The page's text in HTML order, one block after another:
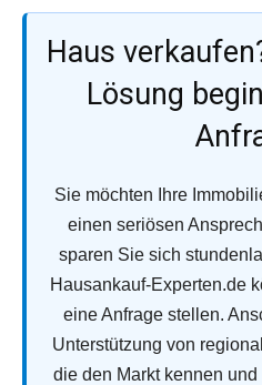
Haus
Lösung
Sie möchten Ihre
einen seriösen
sparen Sie sich
Hausankauf-Experten.de
eine Anfrage stellen.
Unterstützung von
die den Markt kennen